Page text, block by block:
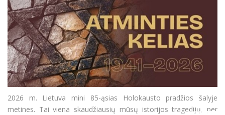
2026 m. Lietuva mini 85-ąsias Holokausto pradžios šalyje
metines. Tai viena skaudžiausių mūsų istorijos tragedijų, per